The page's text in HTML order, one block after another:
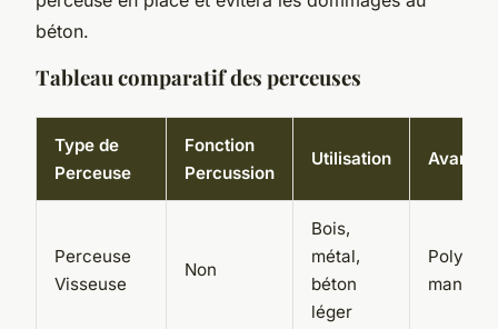
béton.
Tableau comparatif des perceuses
Type de
Perceuse
Fonction
Percussion
Utilisation
Perceuse
Visseuse
Non
Bois,
métal,
béton
léger